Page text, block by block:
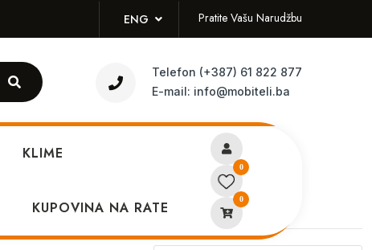
ENG Pratite Vašu Narudžbu
Telefon (+387) 61 822 877
E-mail: info@mobiteli.ba
KLIME
KUPOVINA NA RATE
0
0
Pretraži